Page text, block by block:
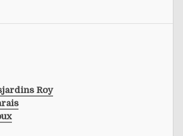
Roy